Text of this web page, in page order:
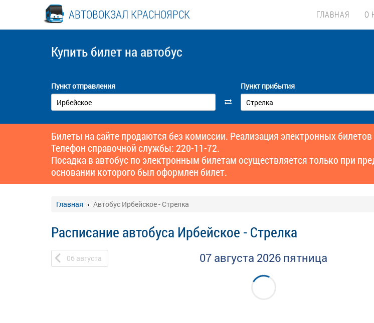
АВТОВОКЗАЛ КРАСНОЯРСК ГЛАВНАЯ О
Купить билет на автобус
Пункт отправления Пункт прибытия
Билеты на сайте продаются без комиссии. Реализация электронных
Телефон справочной службы: 220-11-72.
Посадка в автобус по электронным билетам осуществляется только при
основании которого был оформлен билет.
Главная Автобус Ирбейское - Стрелка
Расписание автобуса Ирбейское - Стрелка
06 августа 07 августа 2026 пятница